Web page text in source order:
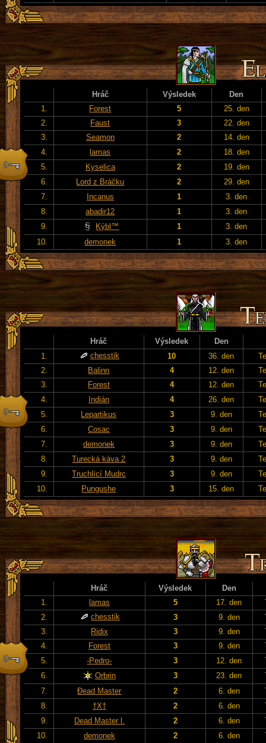
Hráč Výsledek
Den
1.
Forest 5
25. den
2.
Faust 3
22. den
3.
Seamon 2
14. den
4.
lamas 2
18. den
5.
Kyselica 2
19. den
6.
Lord z Bráčku 2
29. den
7.
Incanus 1
3. den
8.
abadir12 1
3. den
9.
Kýbl™ 1
3. den
10.
demonek 1 3. den
Hráč Výsledek
Den
1.
chesstik 10 36. den
2.
Balinn 4 12. den
3.
Forest 4 12. den
4.
Indián 4 26. den
5.
Lepartikus 3 9. den
6.
Cosac 3 9. den
7.
demonek 3 9. den
8.
Turecká káva 2 3 9. den
9.
Truchlící Mudrc 3 9. den
10.
Pungushe 3 15. den
Hráč Výsledek
Den
1.
lamas 5 17. den
2.
chesstik 3 9. den
3.
Ridix 3 9. den
4.
Forest 3 9. den
5.
-Pedro- 3 12. den
6.
Orbrin 3 23. den
7.
Đead Master 2 6. den
8.
†X† 2 6. den
9.
Dead Master l. 2 6. den
10.
demonek 2 6. den